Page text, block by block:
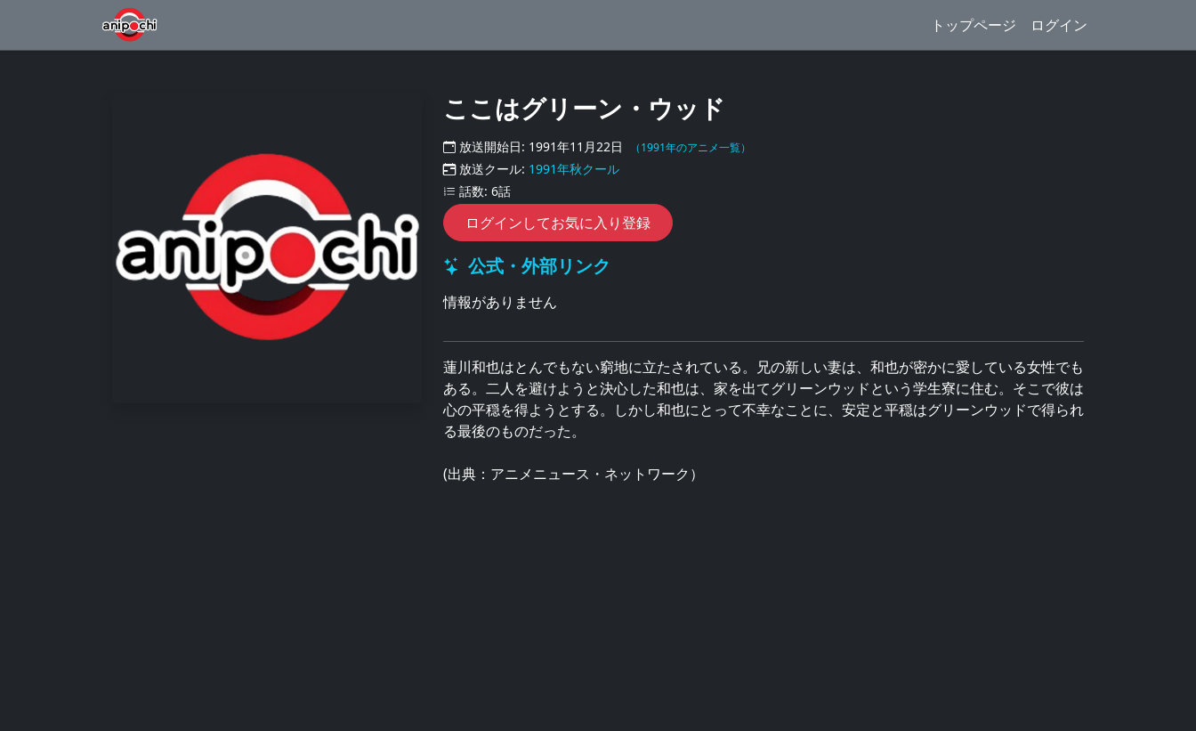
トップページ ログイン
ここはグリーン・ウッド
放送開始日: 1991年11月22日 （1991年のアニメ一覧）
放送クール: 1991年秋クール
話数: 6話
ログインしてお気に入り登録
公式・外部リンク
情報がありません
蓮川和也はとんでもない窮地に立たされている。兄の新しい妻は、和也が密かに愛している女性でも
ある。二人を避けようと決心した和也は、家を出てグリーンウッドという学生寮に住む。そこで彼は
心の平穏を得ようとする。しかし和也にとって不幸なことに、安定と平穏はグリーンウッドで得られ
る最後のものだった。
(出典：アニメニュース・ネットワーク）